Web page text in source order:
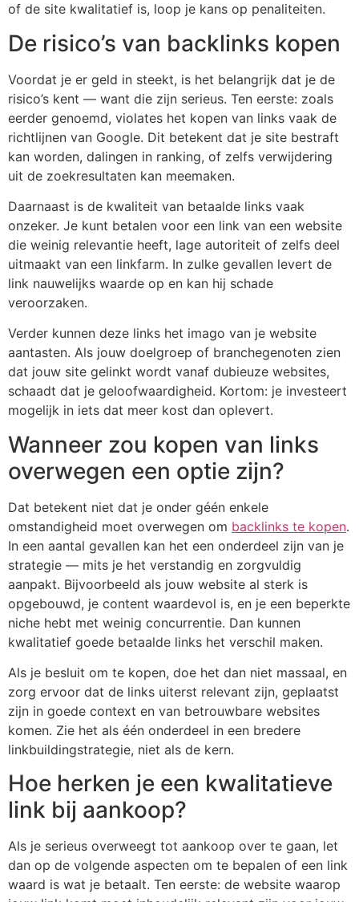
of de site kwalitatief is, loop je kans op penaliteiten.
De risico’s van backlinks kopen
Voordat je er geld in steekt, is het belangrijk dat je de
risico’s kent — want die zijn serieus. Ten eerste: zoals
eerder genoemd, violates het kopen van links vaak de
richtlijnen van Google. Dit betekent dat je site bestraft
kan worden, dalingen in ranking, of zelfs verwijdering
uit de zoekresultaten kan meemaken.
Daarnaast is de kwaliteit van betaalde links vaak
onzeker. Je kunt betalen voor een link van een website
die weinig relevantie heeft, lage autoriteit of zelfs deel
uitmaakt van een linkfarm. In zulke gevallen levert de
link nauwelijks waarde op en kan hij schade
veroorzaken.
Verder kunnen deze links het imago van je website
aantasten. Als jouw doelgroep of branchegenoten zien
dat jouw site gelinkt wordt vanaf dubieuze websites,
schaadt dat je geloofwaardigheid. Kortom: je investeert
mogelijk in iets dat meer kost dan oplevert.
Wanneer zou kopen van links
overwegen een optie zijn?
Dat betekent niet dat je onder géén enkele
omstandigheid moet overwegen om backlinks te kopen.
In een aantal gevallen kan het een onderdeel zijn van je
strategie — mits je het verstandig en zorgvuldig
aanpakt. Bijvoorbeeld als jouw website al sterk is
opgebouwd, je content waardevol is, en je een beperkte
niche hebt met weinig concurrentie. Dan kunnen
kwalitatief goede betaalde links het verschil maken.
Als je besluit om te kopen, doe het dan niet massaal, en
zorg ervoor dat de links uiterst relevant zijn, geplaatst
zijn in goede context en van betrouwbare websites
komen. Zie het als één onderdeel in een bredere
linkbuildingstrategie, niet als de kern.
Hoe herken je een kwalitatieve
link bij aankoop?
Als je serieus overweegt tot aankoop over te gaan, let
dan op de volgende aspecten om te bepalen of een link
waard is wat je betaalt. Ten eerste: de website waarop